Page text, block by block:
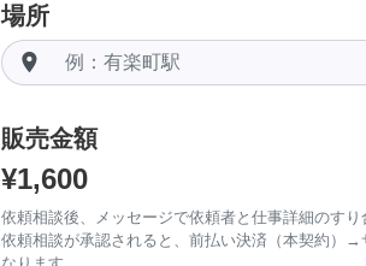
場所
room
販売金額
¥1,600
依頼相談後、メッセージで依頼者と仕事詳細のすり
依頼相談が承認されると、前払い決済（本契約）→